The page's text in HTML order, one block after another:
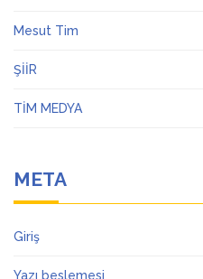
Mesut Tim
ŞİİR
TİM MEDYA
META
Giriş
Yazı beslemesi